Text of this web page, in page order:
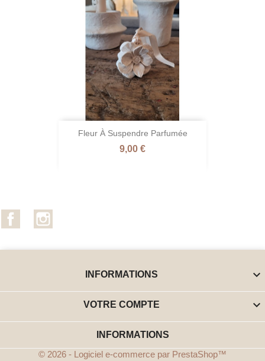
Fleur À Suspendre Parfumée
Prix
9,00 €
Facebook
INFORMATIONS 
VOTRE COMPTE 
INFORMATIONS
© 2026 - Logiciel e-commerce par PrestaShop™